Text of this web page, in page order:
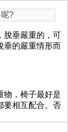
?
脫垂嚴重的，可
垂的嚴重情形而
物，椅子最好是
要相互配合。否